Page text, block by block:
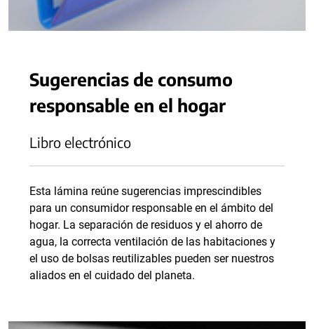
Sugerencias de consumo
responsable en el hogar
Libro electrónico
Esta lámina reúne sugerencias imprescindibles
para un consumidor responsable en el ámbito del
hogar. La separación de residuos y el ahorro de
agua, la correcta ventilación de las habitaciones y
el uso de bolsas reutilizables pueden ser nuestros
aliados en el cuidado del planeta.